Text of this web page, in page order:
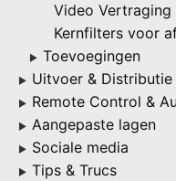
Video Vertraging
Kernfilters voor
▶ Toevoegingen
▶ Uitvoer &
▶ Remote Control &
▶ Aangepaste lagen
▶ Sociale media
▶ Tips & Trucs